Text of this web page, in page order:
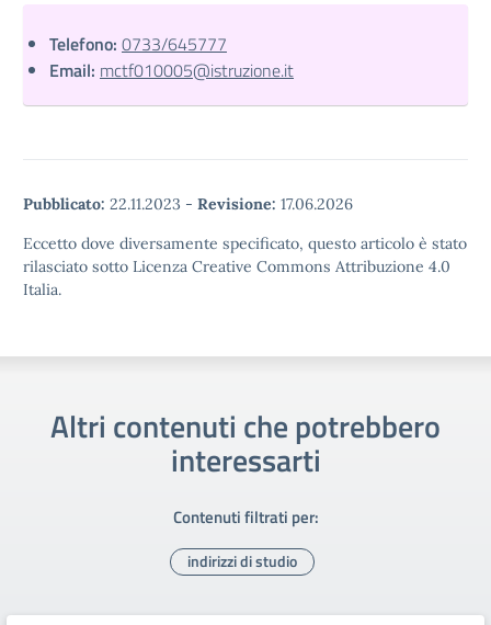
Telefono: 0733/645777
Email: mctf010005@istruzione.it
Pubblicato: 22.11.2023 - Revisione: 17.06.2026
Eccetto dove diversamente specificato, questo articolo è stato
rilasciato sotto Licenza Creative Commons Attribuzione 4.0
Italia.
Altri contenuti che potrebbero
interessarti
Contenuti filtrati per:
indirizzi di studio